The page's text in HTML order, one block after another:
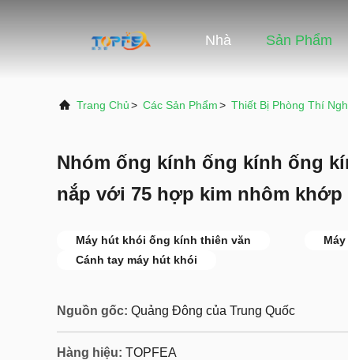
Nhà Sản Phẩm
Trang Chủ> Các Sản Phẩm> Thiết Bị Phòng Thí
Nhóm ống kính ống kính ống
nắp với 75 hợp kim nhôm khớp
Máy hút khói ống kính thiên văn
Cánh tay máy hút khói
Nguồn gốc: Quảng Đông của Trung Quốc
Hàng hiệu: TOPFEA